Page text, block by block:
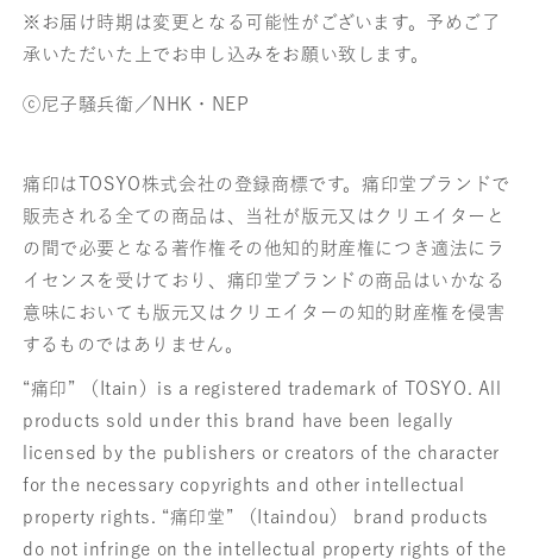
組
の
数
を
ら
す
組
の
数
を
増
や
す
※お届け時期は変更となる可能性がございます。予めご了
承いただいた上でお申し込みをお願い致します。
ⓒ尼子騒兵衛／NHK・NEP
痛印はTOSYO株式会社の登録商標です。痛印堂ブランドで
販売される全ての商品は、当社が版元又はクリエイターと
の間で必要となる著作権その他知的財産権につき適法にラ
イセンスを受けており、痛印堂ブランドの商品はいかなる
意味においても版元又はクリエイターの知的財産権を侵害
するものではありません。
“痛印” （Itain）is a registered trademark of TOSYO. All
products sold under this brand have been legally
licensed by the publishers or creators of the character
for the necessary copyrights and other intellectual
property rights. “痛印堂” （Itaindou） brand products
do not infringe on the intellectual property rights of the